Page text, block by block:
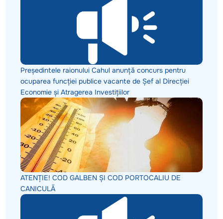
Președintele raionului Cahul anunță concurs pentru
ocuparea funcției publice vacante de Șef al Direcției
Economie și Atragerea Investițiilor
ATENȚIE! COD GALBEN ȘI COD PORTOCALIU DE
CANICULĂ